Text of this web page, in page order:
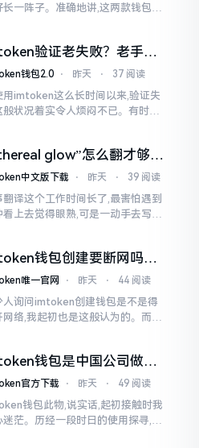
长一阵子。准确地讲,这两款钱包我
观
验证老失败？老手教
招搞定
钱包2.0 ⋅ 昨天 ⋅ 37 阅读
用imtoken这么长时间以来,验证失
般状况着实令人烦闷不已。有时急
点。
glow”怎么翻才够味
翻译圈老油条的私房话
中文版下载 ⋅ 昨天 ⋅ 39 阅读
翻译这个工作时间长了,最害怕遇到
看上去觉得眼熟,可是一动手去写就
钱包创建要断网吗？
家说说真实情况
唯一官网 ⋅ 昨天 ⋅ 44 阅读
人询问imtoken创建钱包是不是得
网络,我起初也是这般认为的。而后
击
钱包是中国公司做的
一文说清楚
官方下载 ⋅ 昨天 ⋅ 49 阅读
钱包此物,说实话,起初接触时我
迷茫。历经一段时日的使用探寻,我